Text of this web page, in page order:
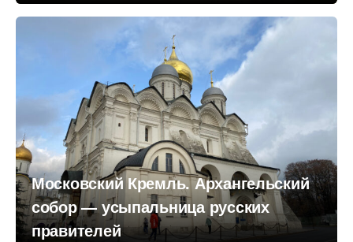
Московский Кремль. Архангельский
собор — усыпальница русских
правителей